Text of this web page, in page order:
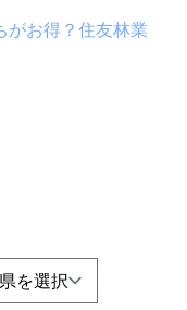
がお得？住友林業